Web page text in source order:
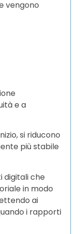
vengono
e a
si riducono
più stabile
digitali che
in modo
ai
i rapporti